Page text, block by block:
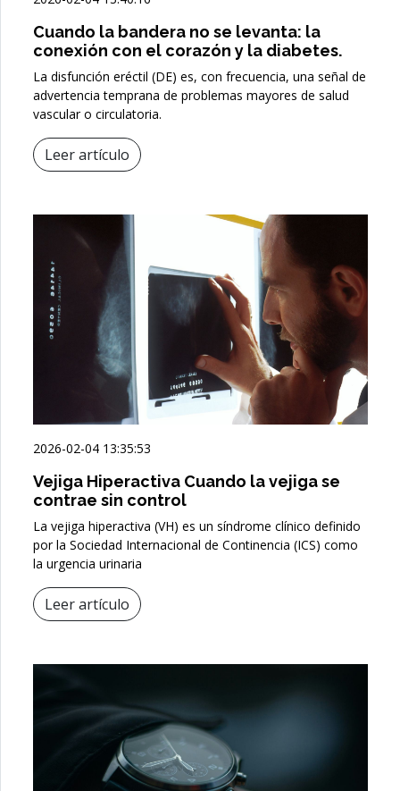
Cuando la bandera no se levanta: la
conexión con el corazón y la diabetes.
La disfunción eréctil (DE) es, con frecuencia, una señal de
advertencia temprana de problemas mayores de salud
vascular o circulatoria.
Leer artículo
2026-02-04 13:35:53
Vejiga Hiperactiva Cuando la vejiga se
contrae sin control
La vejiga hiperactiva (VH) es un síndrome clínico definido
por la Sociedad Internacional de Continencia (ICS) como
la urgencia urinaria
Leer artículo